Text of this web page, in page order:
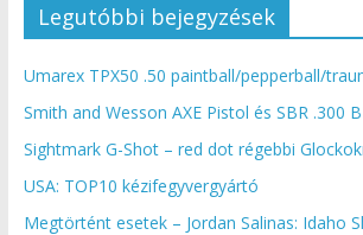
Legutóbbi bejegyzések
Umarex TPX50 .50 paintball/pepperball/
Smith and Wesson AXE Pistol és SBR .300
Sightmark G-Shot – red dot régebbi
USA: TOP10 kézifegyvergyártó
Megtörtént esetek – Jordan Salinas: Idaho